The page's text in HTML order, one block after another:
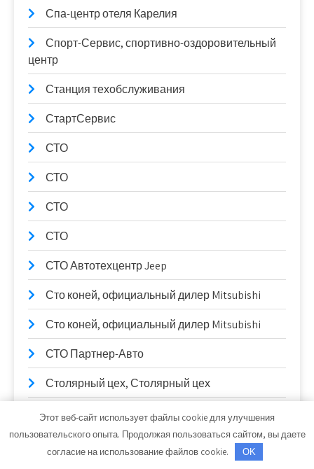
Спа-центр отеля Карелия
Спорт-Сервис, спортивно-оздоровительный
центр
Станция техобслуживания
СтартСервис
СТО
СТО
СТО
СТО
СТО Автотехцентр Jeep
Сто коней, официальный дилер Mitsubishi
Сто коней, официальный дилер Mitsubishi
СТО Партнер-Авто
Столярный цех, Столярный цех
Сулак, гостиничный комплекс
Сывлах, Баня №2
Этот веб-сайт использует файлы cookie для улучшения
пользовательского опыта. Продолжая пользоваться сайтом, вы даете
согласие на использование файлов cookie.
OK